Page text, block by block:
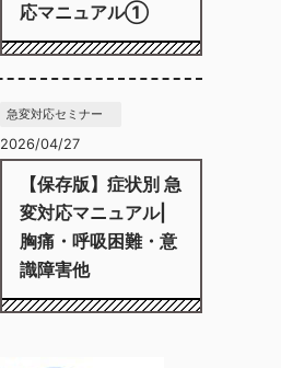
応マニュアル①
急変対応セミナー
2026/04/27
【保存版】症状別 急
変対応マニュアル|
胸痛・呼吸困難・意
識障害他